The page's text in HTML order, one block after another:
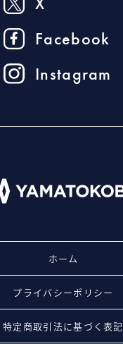
Facebook
Instagram
ホーム
プライバシーポリシー
特定商取引法に基づく表記